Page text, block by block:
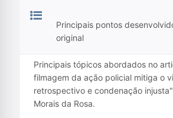
Principais pontos
original
Principais tópicos abordados no
filmagem da ação policial mitiga o
retrospectivo e condenação
Morais da Rosa.